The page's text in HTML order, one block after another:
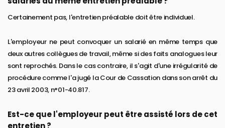
Certainement pas, l'entretien préalable doit être individuel.
L'employeur ne peut convoquer un salarié en même temps que
deux autres collègues de travail, même si des faits analogues leur
sont reprochés. Dans le cas contraire, il s'agit d'une irrégularité de
procédure comme l'a jugé la Cour de Cassation dans son arrêt du
23 avril 2003, n°01-40.817.
Est-ce que l'employeur peut être assisté lors de cet
entretien ?